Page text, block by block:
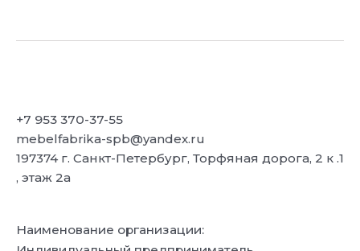
+7 953 370-37-55
mebelfabrika-spb@yandex.ru
197374 г. Санкт-Петербург, Торфяная дорога, 2 к .1
, этаж 2а
Наименование организации: